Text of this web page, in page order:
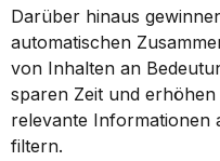
Darüber hinaus
automatischen
von Inhalten an
sparen Zeit und erhöhen
relevante Informationen
filtern.